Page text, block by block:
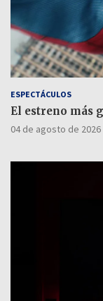
ESPECTÁCULOS
El estreno más
04 de agosto de 2026